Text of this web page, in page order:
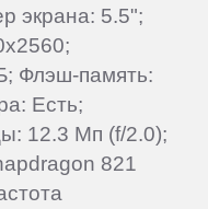
экрана: 5.5";
Флэш-память:
Есть;
12.3 Мп (f/2.0);
821